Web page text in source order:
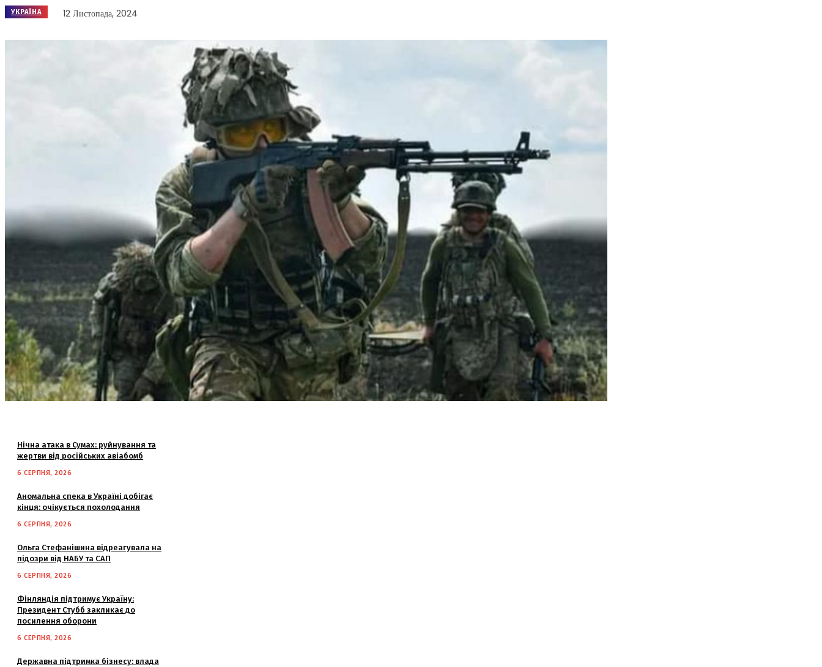
УКРАЇНА 12 Листопада, 2024
Нічна атака в Сумах: руйнування та
жертви від російських авіабомб
6 СЕРПНЯ, 2026
Аномальна спека в Україні добігає
кінця: очікується похолодання
6 СЕРПНЯ, 2026
Ольга Стефанішина відреагувала на
підозри від НАБУ та САП
6 СЕРПНЯ, 2026
Фінляндія підтримує Україну:
Президент Стубб закликає до
посилення оборони
6 СЕРПНЯ, 2026
Державна підтримка бізнесу: влада